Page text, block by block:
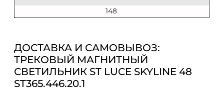
148
ДОСТАВКА И САМОВЫВОЗ:
ТРЕКОВЫЙ МАГНИТНЫЙ
СВЕТИЛЬНИК ST LUCE SKYLINE 48
ST365.446.20.1